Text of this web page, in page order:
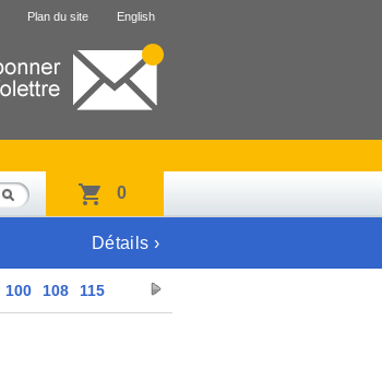
Plan du site English
0
Détails ›
100 108 115